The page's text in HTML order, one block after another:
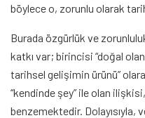
böylece o, zorunlu olarak
Burada özgürlük ve
katkı var; birincisi “doğal
tarihsel gelişimin ürünü”
“kendinde şey” ile olan
benzemektedir. Dolayısıyla,